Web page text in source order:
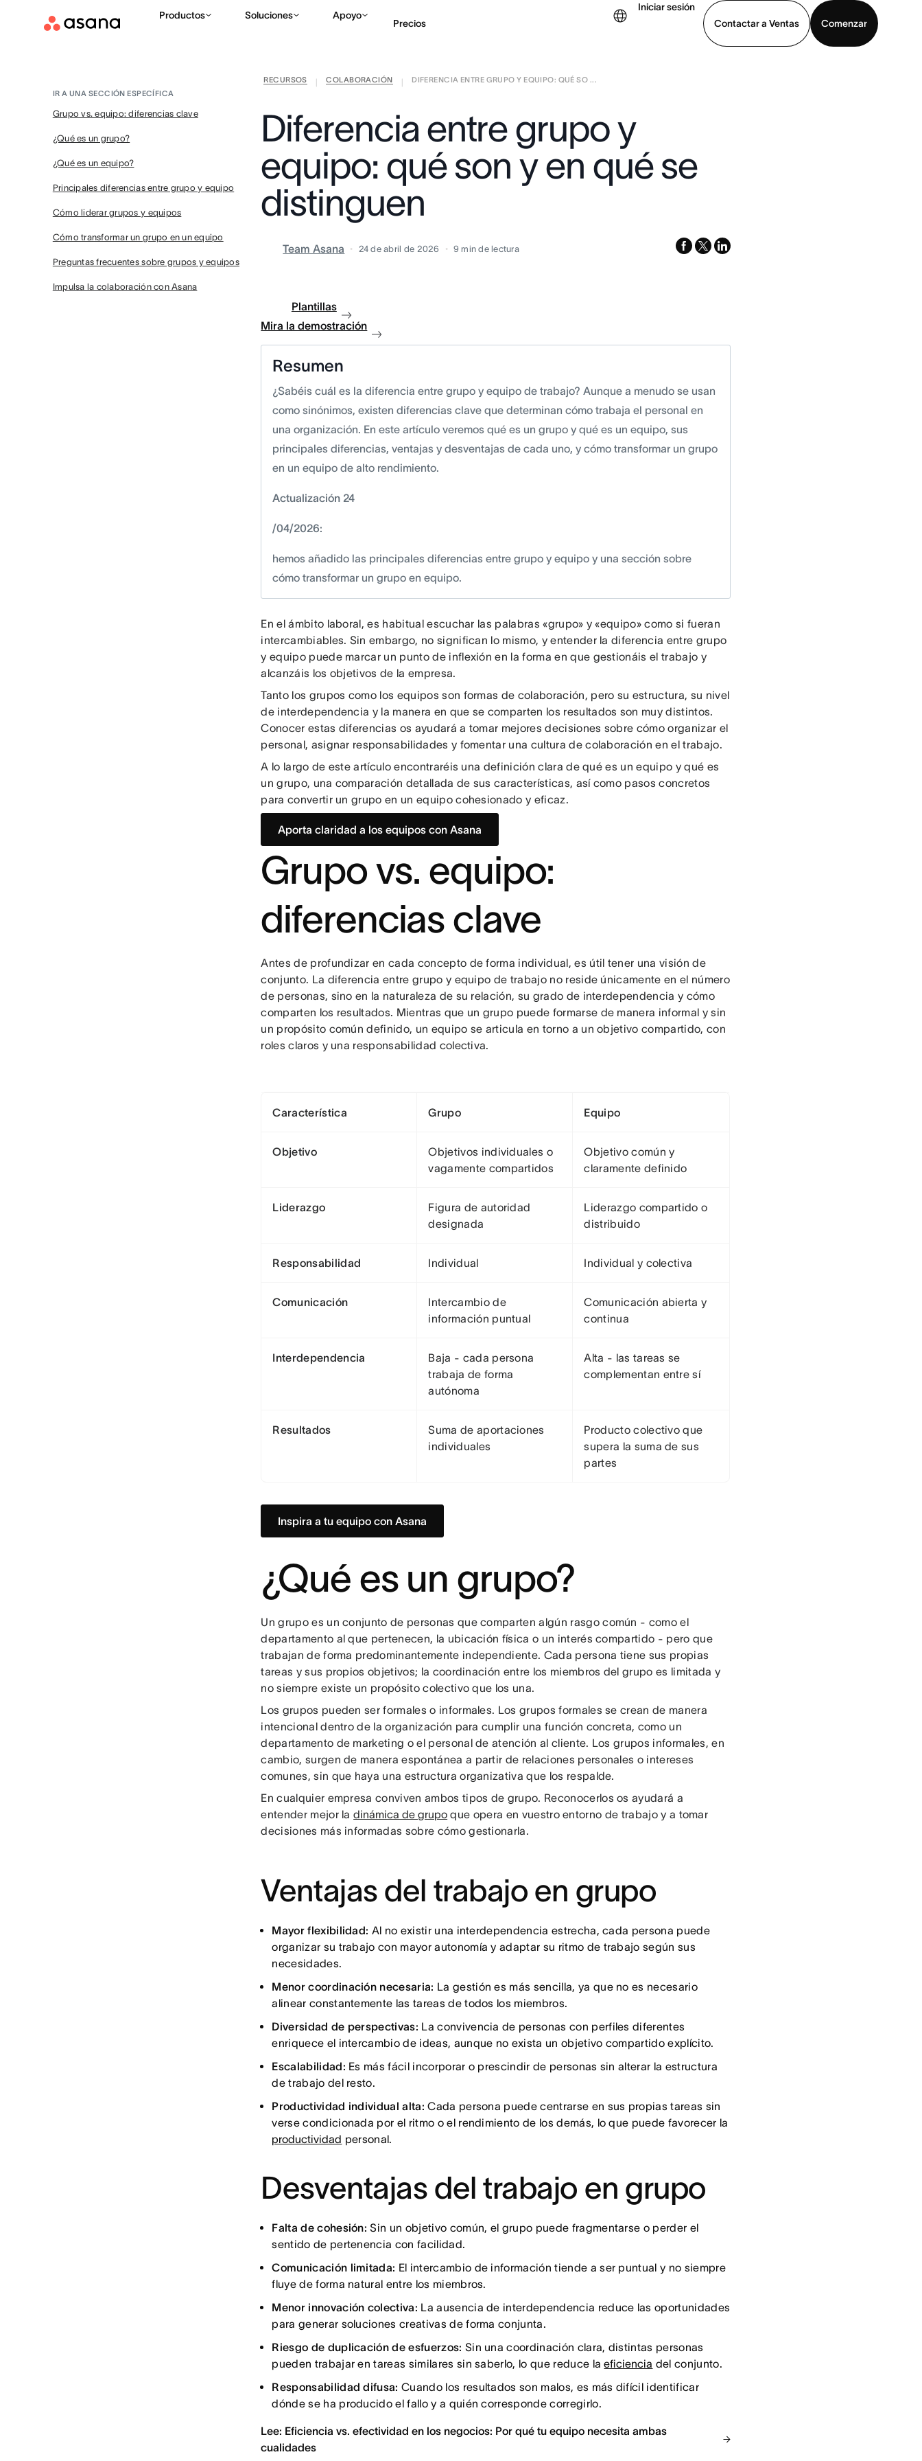
Productos Soluciones Apoyo
Precios
Iniciar sesión
Contactar a Ventas
Comenzar
Contactar a Ventas
RECURSOS COLABORACIÓN DIFERENCIA ENTRE GRUPO Y EQUIPO: QUÉ SO ...
Diferencia entre grupo y
equipo: qué son y en qué se
distinguen
Team Asana 24 de abril de 2026 9 min de lectura facebook
x-
linkedin
IR A UNA SECCIÓN ESPECÍFICA
Grupo vs. equipo: diferencias clave
¿Qué es un grupo?
¿Qué es un equipo?
Principales diferencias entre grupo y equipo
Cómo liderar grupos y equipos
Cómo transformar un grupo en un equipo
Preguntas frecuentes sobre grupos y equipos
Impulsa la colaboración con Asana
Plantillas
Mira la demostración
Resumen
¿Sabéis cuál es la diferencia entre grupo y equipo de trabajo? Aunque a menudo se usan
como sinónimos, existen diferencias clave que determinan cómo trabaja el personal en
una organización. En este artículo veremos qué es un grupo y qué es un equipo, sus
principales diferencias, ventajas y desventajas de cada uno, y cómo transformar un grupo
en un equipo de alto rendimiento.
Actualización 24
/04/2026:
hemos añadido las principales diferencias entre grupo y equipo y una sección sobre
cómo transformar un grupo en equipo.
En el ámbito laboral, es habitual escuchar las palabras «grupo» y «equipo» como si fueran
intercambiables. Sin embargo, no significan lo mismo, y entender la diferencia entre grupo
y equipo puede marcar un punto de inflexión en la forma en que gestionáis el trabajo y
alcanzáis los objetivos de la empresa.
Tanto los grupos como los equipos son formas de colaboración, pero su estructura, su nivel
de interdependencia y la manera en que se comparten los resultados son muy distintos.
Conocer estas diferencias os ayudará a tomar mejores decisiones sobre cómo organizar el
personal, asignar responsabilidades y fomentar una cultura de colaboración en el trabajo.
A lo largo de este artículo encontraréis una definición clara de qué es un equipo y qué es
un grupo, una comparación detallada de sus características, así como pasos concretos
para convertir un grupo en un equipo cohesionado y eficaz.
Aporta claridad a los equipos con Asana
Grupo vs. equipo:
diferencias clave
Antes de profundizar en cada concepto de forma individual, es útil tener una visión de
conjunto. La diferencia entre grupo y equipo de trabajo no reside únicamente en el número
de personas, sino en la naturaleza de su relación, su grado de interdependencia y cómo
comparten los resultados. Mientras que un grupo puede formarse de manera informal y sin
un propósito común definido, un equipo se articula en torno a un objetivo compartido, con
roles claros y una responsabilidad colectiva.
Característica Grupo Equipo
Objetivo
Objetivos individuales o
vagamente compartidos
Objetivo común y
claramente definido
Liderazgo
Figura de autoridad
designada
Liderazgo compartido o
distribuido
Responsabilidad Individual Individual y colectiva
Comunicación
Intercambio de
información puntual
Comunicación abierta y
continua
Interdependencia
Baja - cada persona
trabaja de forma
autónoma
Alta - las tareas se
complementan entre sí
Resultados
Suma de aportaciones
individuales
Producto colectivo que
supera la suma de sus
partes
Inspira a tu equipo con Asana
¿Qué es un grupo?
Un grupo es un conjunto de personas que comparten algún rasgo común - como el
departamento al que pertenecen, la ubicación física o un interés compartido - pero que
trabajan de forma predominantemente independiente. Cada persona tiene sus propias
tareas y sus propios objetivos; la coordinación entre los miembros del grupo es limitada y
no siempre existe un propósito colectivo que los una.
Los grupos pueden ser formales o informales. Los grupos formales se crean de manera
intencional dentro de la organización para cumplir una función concreta, como un
departamento de marketing o el personal de atención al cliente. Los grupos informales, en
cambio, surgen de manera espontánea a partir de relaciones personales o intereses
comunes, sin que haya una estructura organizativa que los respalde.
En cualquier empresa conviven ambos tipos de grupo. Reconocerlos os ayudará a
entender mejor ladinámica de grupo que opera en vuestro entorno de trabajo y a tomar
decisiones más informadas sobre cómo gestionarla.
Ventajas del trabajo en grupo
Mayor flexibilidad: Al no existir una interdependencia estrecha, cada persona puede
organizar su trabajo con mayor autonomía y adaptar su ritmo de trabajo según sus
necesidades.
Menor coordinación necesaria: La gestión es más sencilla, ya que no es necesario
alinear constantemente las tareas de todos los miembros.
Diversidad de perspectivas: La convivencia de personas con perfiles diferentes
enriquece el intercambio de ideas, aunque no exista un objetivo compartido explícito.
Escalabilidad: Es más fácil incorporar o prescindir de personas sin alterar la estructura
de trabajo del resto.
Productividad individual alta: Cada persona puede centrarse en sus propias tareas sin
verse condicionada por el ritmo o el rendimiento de los demás, lo que puede favorecer la
productividad personal.
Desventajas del trabajo en grupo
Falta de cohesión: Sin un objetivo común, el grupo puede fragmentarse o perder el
sentido de pertenencia con facilidad.
Comunicación limitada: El intercambio de información tiende a ser puntual y no siempre
fluye de forma natural entre los miembros.
Menor innovación colectiva: La ausencia de interdependencia reduce las oportunidades
para generar soluciones creativas de forma conjunta.
Riesgo de duplicación de esfuerzos: Sin una coordinación clara, distintas personas
pueden trabajar en tareas similares sin saberlo, lo que reduce laeficiencia del conjunto.
Responsabilidad difusa: Cuando los resultados son malos, es más difícil identificar
dónde se ha producido el fallo y a quién corresponde corregirlo.
Lee: Eficiencia vs. efectividad en los negocios: Por qué tu equipo necesita ambas
cualidades